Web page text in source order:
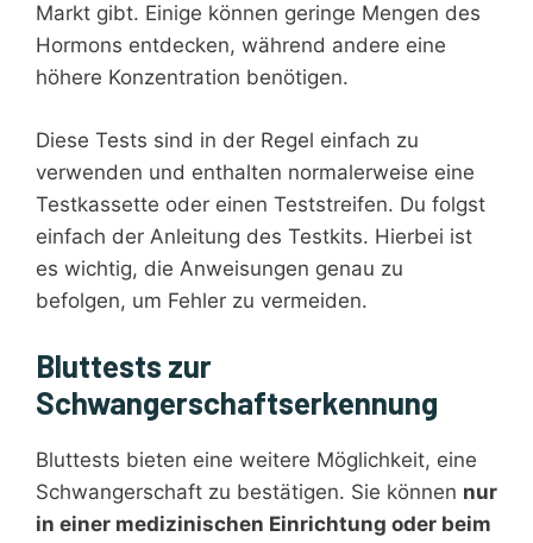
Markt gibt. Einige können geringe Mengen des
Hormons entdecken, während andere eine
höhere Konzentration benötigen.
Diese Tests sind in der Regel einfach zu
verwenden und enthalten normalerweise eine
Testkassette oder einen Teststreifen. Du folgst
einfach der Anleitung des Testkits. Hierbei ist
es wichtig, die Anweisungen genau zu
befolgen, um Fehler zu vermeiden.
Bluttests zur
Schwangerschaftserkennung
Bluttests bieten eine weitere Möglichkeit, eine
Schwangerschaft zu bestätigen. Sie können nur
in einer medizinischen Einrichtung oder beim